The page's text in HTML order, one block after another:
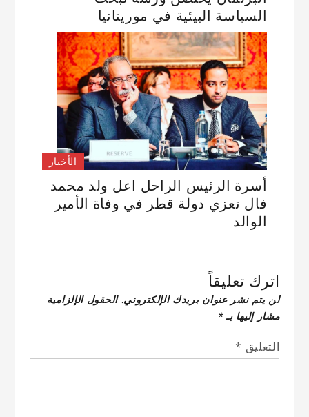
السياسة البيئية في موريتانيا
الأخبار
أسرة الرئيس الراحل اعل ولد محمد
فال تعزي دولة قطر في وفاة الأمير
الوالد
اترك تعليقاً
لن يتم نشر عنوان بريدك الإلكتروني. الحقول الإلزامية
مشار إليها بـ*
التعليق *